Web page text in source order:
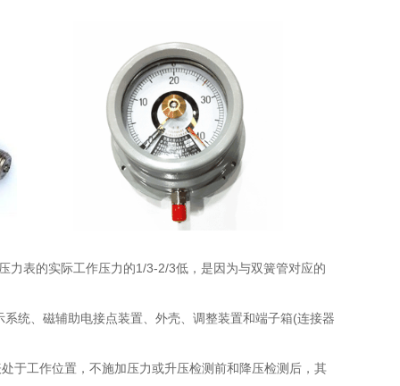
力表的实际工作压力的1/3-2/3低，是因为与双簧管对应的
统、磁辅助电接点装置、外壳、调整装置和端子箱(连接器
于工作位置，不施加压力或升压检测前和降压检测后，其